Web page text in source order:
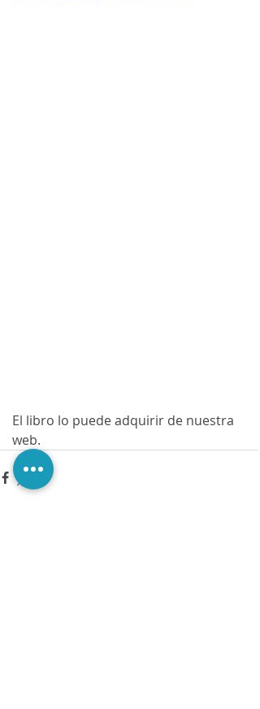
El libro lo puede adquirir de nuestra
web.